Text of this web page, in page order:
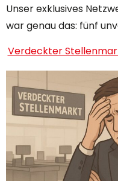
Unser exklusives
war genau das: fünf
Verdeckter